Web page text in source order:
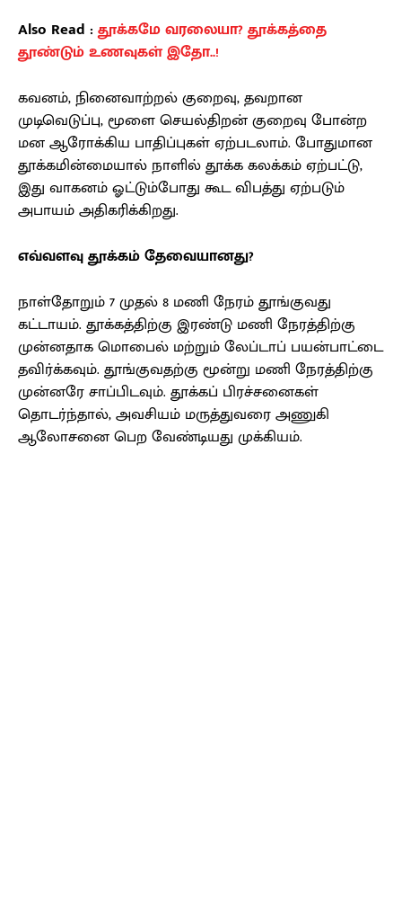
Also Read :தூக்கமே வரலையா? தூக்கத்தை
தூண்டும் உணவுகள் இதோ..!
கவனம், நினைவாற்றல் குறைவு, தவறான
முடிவெடுப்பு, மூளை செயல்திறன் குறைவு போன்ற
மன ஆரோக்கிய பாதிப்புகள் ஏற்படலாம். போதுமான
தூக்கமின்மையால் நாளில் தூக்க கலக்கம் ஏற்பட்டு,
இது வாகனம் ஓட்டும்போது கூட விபத்து ஏற்படும்
அபாயம் அதிகரிக்கிறது.
எவ்வளவு தூக்கம் தேவையானது?
நாள்தோறும் 7 முதல் 8 மணி நேரம் தூங்குவது
கட்டாயம். தூக்கத்திற்கு இரண்டு மணி நேரத்திற்கு
முன்னதாக மொபைல் மற்றும் லேப்டாப் பயன்பாட்டை
தவிர்க்கவும். தூங்குவதற்கு மூன்று மணி நேரத்திற்கு
முன்னரே சாப்பிடவும். தூக்கப் பிரச்சனைகள்
தொடர்ந்தால், அவசியம் மருத்துவரை அணுகி
ஆலோசனை பெற வேண்டியது முக்கியம்.